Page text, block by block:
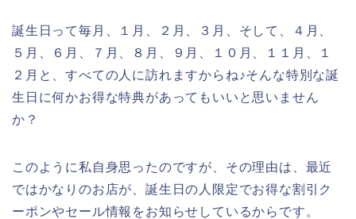
誕生日って毎月、１月、２月、３月、そして、４月、
５月、６月、７月、８月、９月、１０月、１１月、１
２月と、すべての人に訪れますからね♪そんな特別な誕
生日に何かお得な特典があってもいいと思いません
か？
このように私自身思ったのですが、その理由は、最近
ではかなりのお店が、誕生日の人限定でお得な割引ク
ーポンやセール情報をお知らせしているからです。